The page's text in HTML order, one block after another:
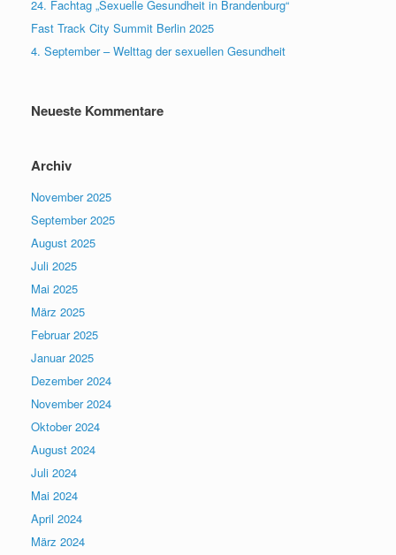
24. Fachtag „Sexuelle Gesundheit in Brandenburg“
Fast Track City Summit Berlin 2025
4. September – Welttag der sexuellen Gesundheit
Neueste Kommentare
Archiv
November 2025
September 2025
August 2025
Juli 2025
Mai 2025
März 2025
Februar 2025
Januar 2025
Dezember 2024
November 2024
Oktober 2024
August 2024
Juli 2024
Mai 2024
April 2024
März 2024